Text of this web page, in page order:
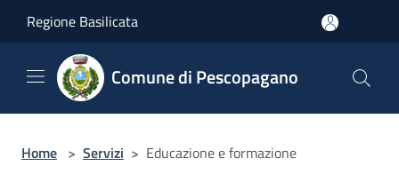
Regione Basilicata
Comune di Pescopagano
Home > Servizi > Educazione e formazione